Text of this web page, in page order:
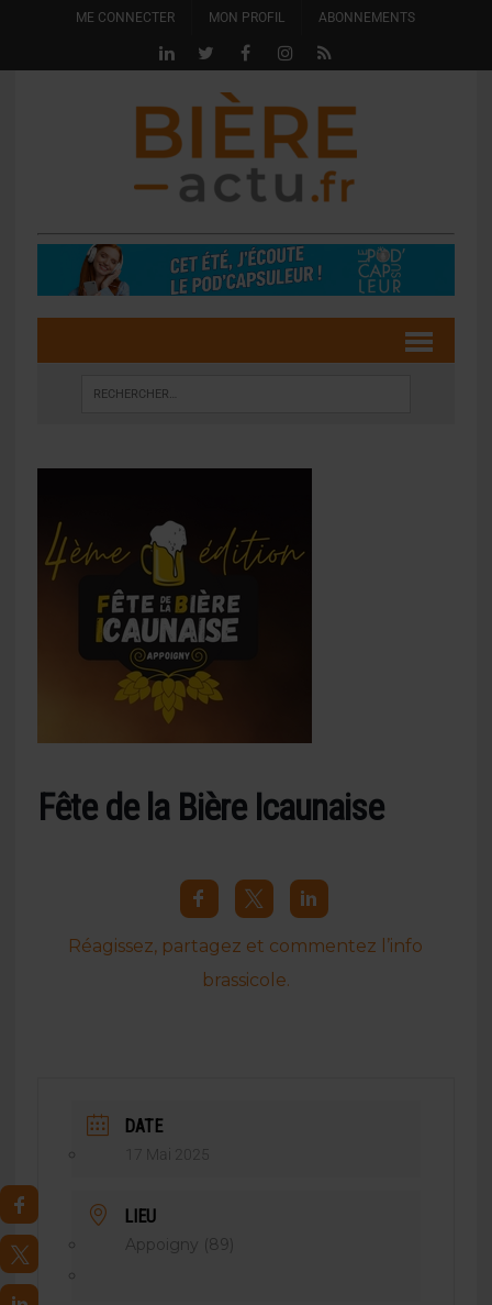
ME CONNECTER MON PROFIL ABONNEMENTS
Fête de la Bière Icaunaise
Réagissez, partagez et commentez l’info
brassicole.
DATE
17 Mai 2025
LIEU
Appoigny (89)